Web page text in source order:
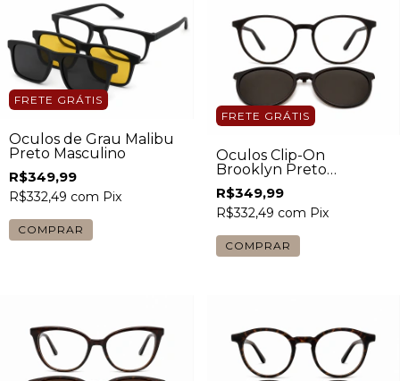
FRETE GRÁTIS
Óculos de Grau Malibu
Preto Masculino
R$349,99
R$332,49 com Pix
FRETE GRÁTIS
Óculos Clip-On
Brooklyn Preto
Masculino
R$349,99
R$332,49 com Pix